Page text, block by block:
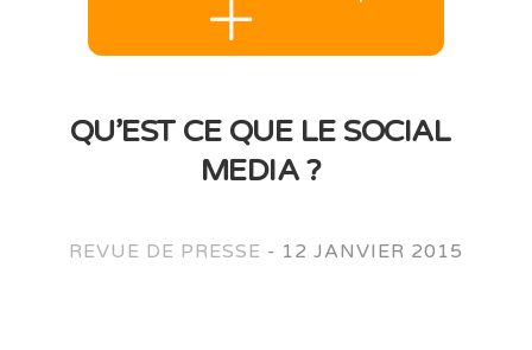
QU’EST CE QUE LE SOCIAL
MEDIA ?
REVUE DE PRESSE - 12 JANVIER 2015